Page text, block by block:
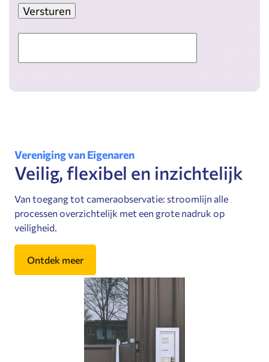
Versturen
Vereniging van Eigenaren
Veilig, flexibel en inzichtelijk
Van toegang tot cameraobservatie: stroomlijn alle
processen overzichtelijk met een grote nadruk op
veiligheid.
Ontdek meer